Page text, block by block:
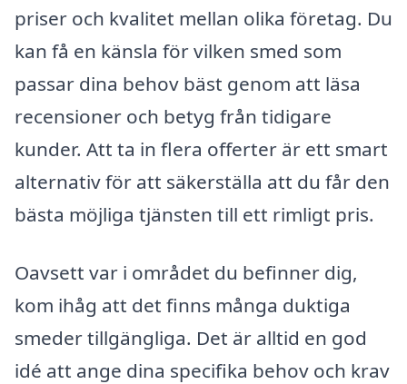
priser och kvalitet mellan olika företag. Du
kan få en känsla för vilken smed som
passar dina behov bäst genom att läsa
recensioner och betyg från tidigare
kunder. Att ta in flera offerter är ett smart
alternativ för att säkerställa att du får den
bästa möjliga tjänsten till ett rimligt pris.
Oavsett var i området du befinner dig,
kom ihåg att det finns många duktiga
smeder tillgängliga. Det är alltid en god
idé att ange dina specifika behov och krav